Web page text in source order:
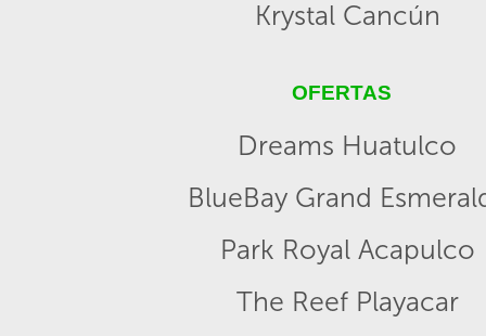
Krystal Cancún
OFERTAS
Dreams Huatulco
BlueBay Grand
Park Royal Acapulco
The Reef Playacar